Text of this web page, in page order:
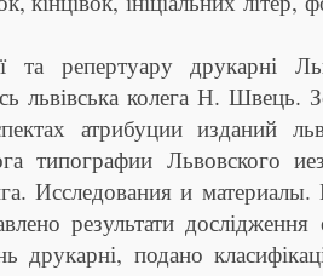
та репертуару друкарні
львівська колега Н. Швець.
атрибуции изданий
типографии Львовского
Исследования и
результати дослідження
друкарні, подано